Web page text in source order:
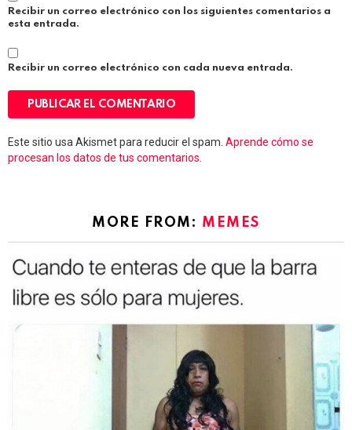
Recibir un correo electrónico con los siguientes comentarios a
esta entrada.
Recibir un correo electrónico con cada nueva entrada.
Este sitio usa Akismet para reducir el spam. Aprende cómo se
procesan los datos de tus comentarios.
MORE FROM: MEMES